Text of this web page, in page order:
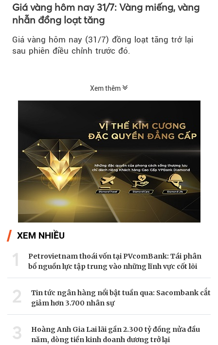
Giá vàng hôm nay 31/7: Vàng miếng, vàng
nhẫn đồng loạt tăng
Giá vàng hôm nay (31/7) đồng loạt tăng trở lại
sau phiên điều chỉnh trước đó.
Xem thêm
XEM NHIỀU
1
Petrovietnam thoái vốn tại PVcomBank: Tái phân
bổ nguồn lực tập trung vào những lĩnh vực cốt lõi
2
Tin tức ngân hàng nổi bật tuần qua: Sacombank cắt
giảm hơn 3.700 nhân sự
3
Hoàng Anh Gia Lai lãi gần 2.300 tỷ đồng nửa đầu
năm, dòng tiền kinh doanh dương trở lại